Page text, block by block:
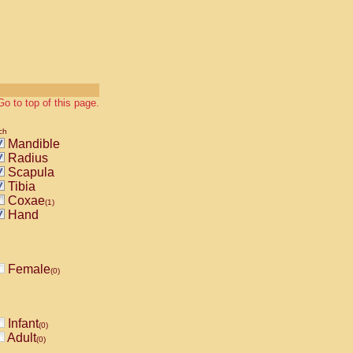
to top of this page.
Mandible
Radius
Scapula
Tibia
Coxae(1)
Hand
Female(0)
Infant(0)
Adult(0)